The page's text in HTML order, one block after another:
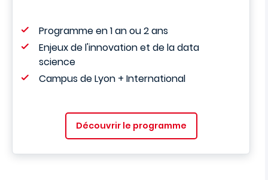
Programme en 1 an ou 2 ans
Enjeux de l'innovation et de la data
science
Campus de Lyon + International
Découvrir le programme